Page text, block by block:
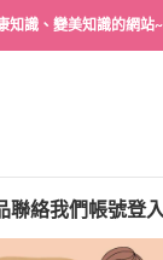
知識、變美知識的網站~
聯絡我們帳號登